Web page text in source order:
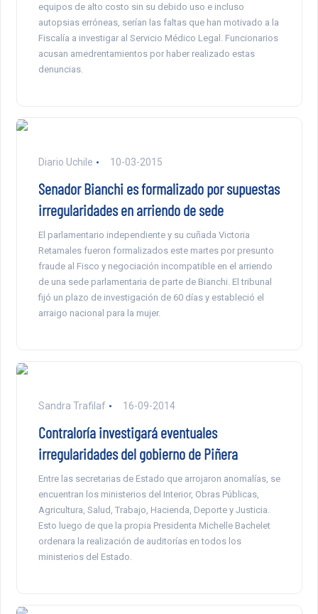
equipos de alto costo sin su debido uso e incluso
autopsias erróneas, serían las faltas que han motivado a la
Fiscalía a investigar al Servicio Médico Legal. Funcionarios
acusan amedrentamientos por haber realizado estas
denuncias.
Diario Uchile 10-03-2015
Senador Bianchi es formalizado por supuestas
irregularidades en arriendo de sede
El parlamentario independiente y su cuñada Victoria
Retamales fueron formalizados este martes por presunto
fraude al Fisco y negociación incompatible en el arriendo
de una sede parlamentaria de parte de Bianchi. El tribunal
fijó un plazo de investigación de 60 días y estableció el
arraigo nacional para la mujer.
Sandra Trafilaf 16-09-2014
Contraloría investigará eventuales
irregularidades del gobierno de Piñera
Entre las secretarias de Estado que arrojaron anomalías, se
encuentran los ministerios del Interior, Obras Públicas,
Agricultura, Salud, Trabajo, Hacienda, Deporte y Justicia.
Esto luego de que la propia Presidenta Michelle Bachelet
ordenara la realización de auditorías en todos los
ministerios del Estado.